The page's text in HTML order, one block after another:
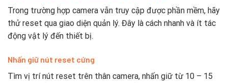
Trong trường hợp camera vẫn truy cập được phần mềm, hãy
thử reset qua giao diện quản lý. Đây là cách nhanh và ít tác
động vật lý đến thiết bị.
Nhấn giữ nút reset cứng
Tìm vị trí nút reset trên thân camera, nhấn giữ từ 10 – 15